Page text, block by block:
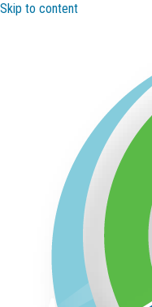
Skip to content